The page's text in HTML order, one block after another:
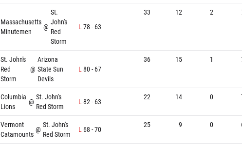
Massachusetts
Minutemen
@
St.
John's
Red
Storm
L78 - 63
33 12 2
St. John's
Red
Storm
@
Arizona
State Sun
Devils
L80- 67
36 15 1
Columbia
Lions
@
St. John's
Red Storm
L82- 63
22 14 0
Vermont
Catamounts
@
St. John's
Red Storm
L 68 -70
25 9 0